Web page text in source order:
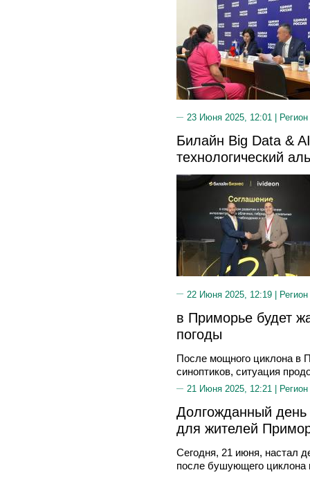
23 Июня 2025, 12:01 |
Билайн Big Data &
технологический
22 Июня 2025, 12:19 |
в Приморье будет
погоды
После мощного циклона в
синоптиков, ситуация
21 Июня 2025, 12:21 |
Долгожданный день
для жителей
Сегодня, 21 июня, настал
после бушующего циклона